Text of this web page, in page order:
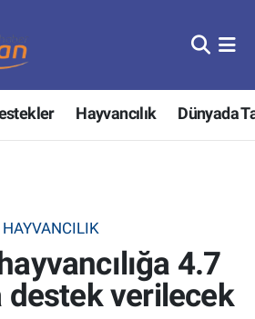
Hayvancılık Dünyada
HAYVANCILIK
4.7
destek verilecek